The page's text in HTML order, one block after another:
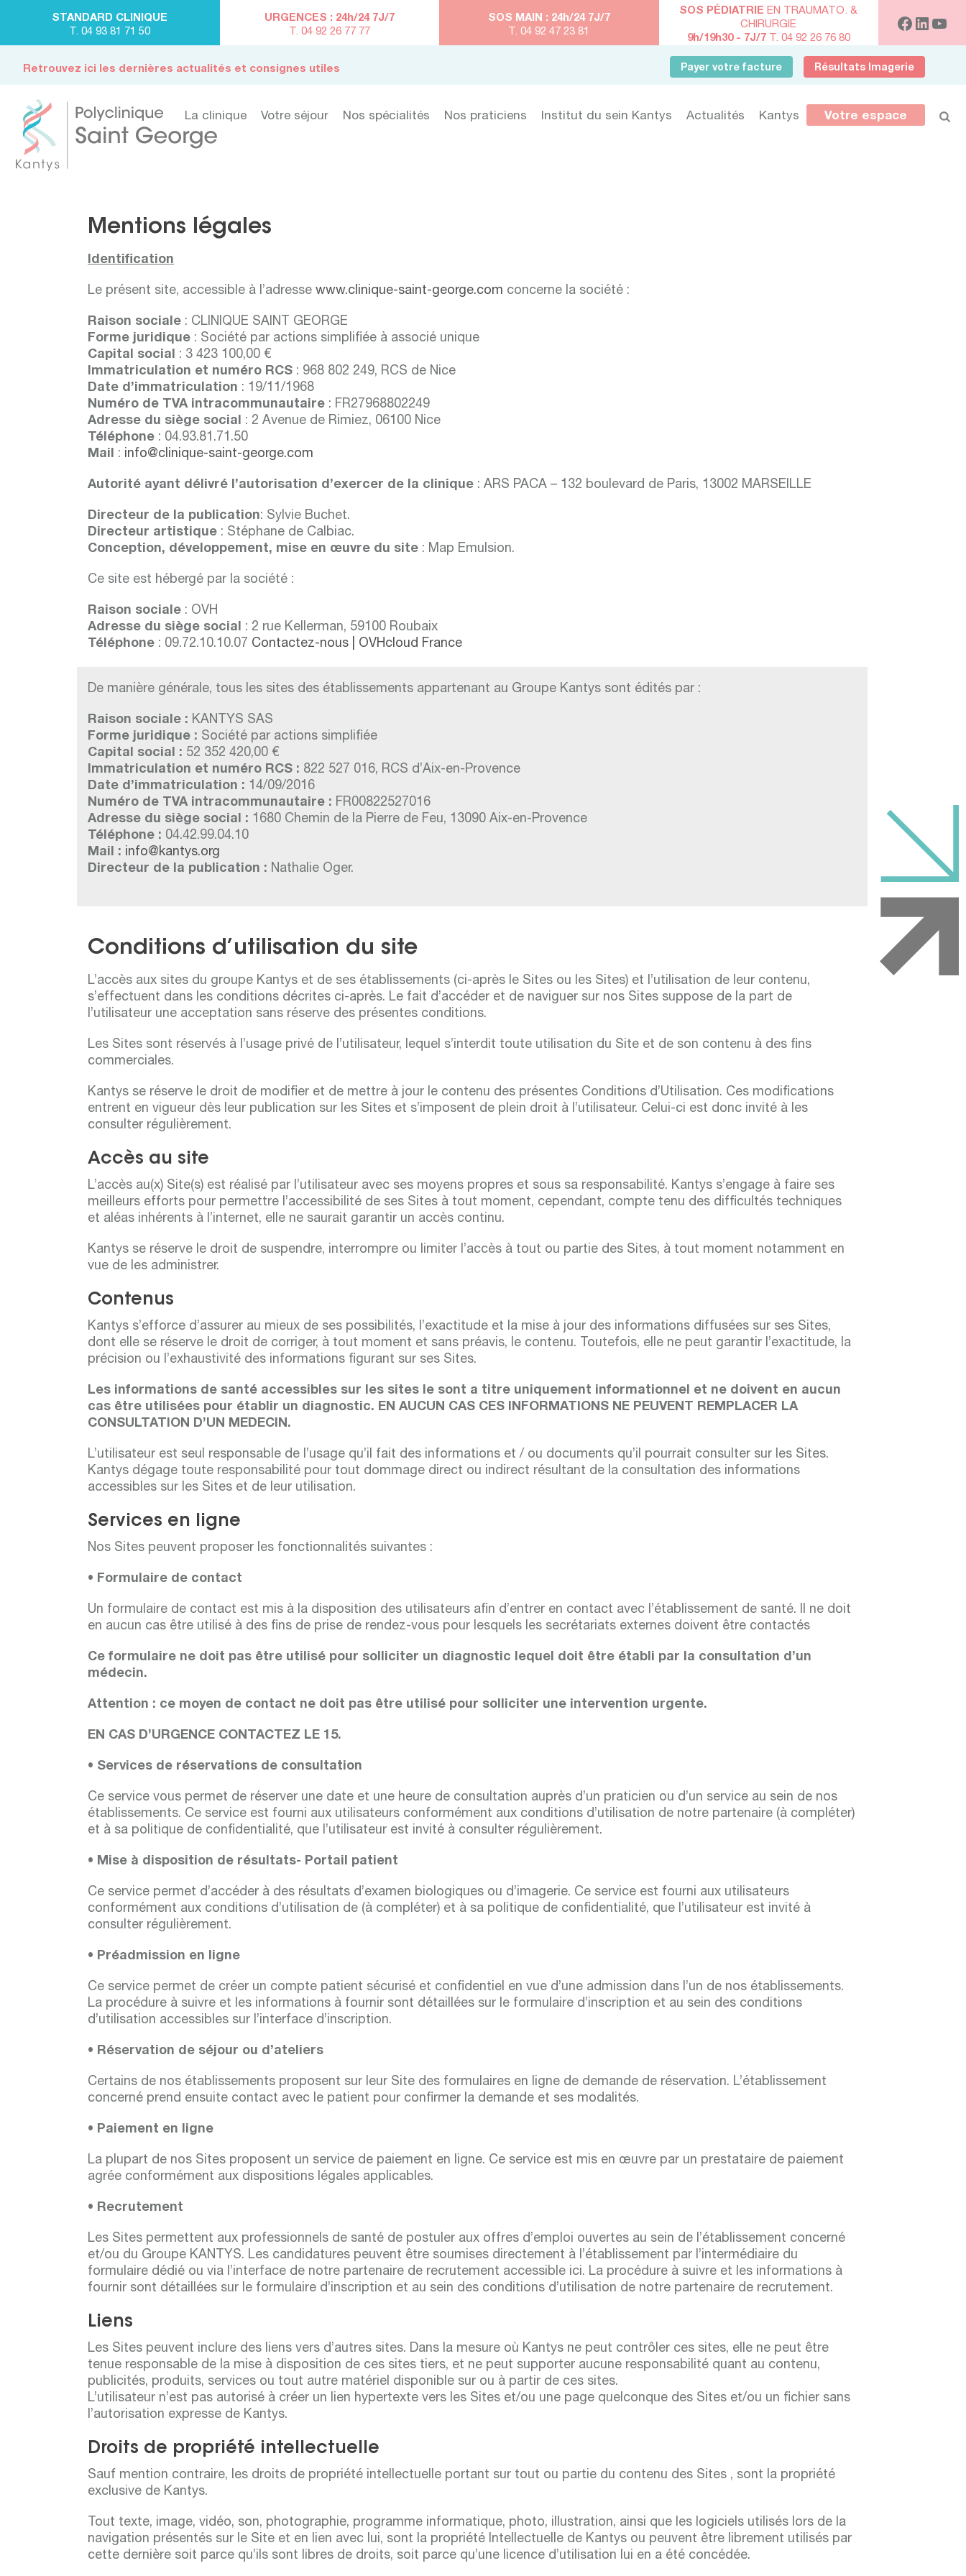
STANDARD CLINIQUE
T. 04 93 81 71 50
URGENCES : 24h/24 7J/7
T. 04 92 26 77 77
SOS MAIN : 24h/24 7J/7
T. 04 92 47 23 81
SOS PÉDIATRIE EN TRAUMATO. &
CHIRURGIE
9h/19h30 - 7J/7T. 04 92 26 76 80
Retrouvez ici les dernières actualités et consignes utiles Payer votre facture Résultats Imagerie
La clinique Votre séjour Nos spécialités Nos praticiens Institut du sein Kantys Actualités Kantys Votre espace
Mentions légales
Identification
Le présent site, accessible à l’adresse www.clinique-saint-george.com concerne la société :
Raison sociale : CLINIQUE SAINT GEORGE
Forme juridique : Société par actions simplifiée à associé unique
Capital social : 3 423 100,00 €
Immatriculation et numéro RCS : 968 802 249, RCS de Nice
Date d’immatriculation : 19/11/1968
Numéro de TVA intracommunautaire : FR27968802249
Adresse du siège social : 2 Avenue de Rimiez, 06100 Nice
Téléphone : 04.93.81.71.50
Mail : info@clinique-saint-george.com
Autorité ayant délivré l’autorisation d’exercer de la clinique : ARS PACA – 132 boulevard de Paris, 13002 MARSEILLE
Directeur de la publication: Sylvie Buchet.
Directeur artistique : Stéphane de Calbiac.
Conception, développement, mise en œuvre du site : Map Emulsion.
Ce site est hébergé par la société :
Raison sociale : OVH
Adresse du siège social : 2 rue Kellerman, 59100 Roubaix
Téléphone : 09.72.10.10.07 Contactez-nous | OVHcloud France
De manière générale, tous les sites des établissements appartenant au Groupe Kantys sont édités par :
Raison sociale : KANTYS SAS
Forme juridique : Société par actions simplifiée
Capital social : 52 352 420,00 €
Immatriculation et numéro RCS : 822 527 016, RCS d’Aix-en-Provence
Date d’immatriculation : 14/09/2016
Numéro de TVA intracommunautaire : FR00822527016
Adresse du siège social : 1680 Chemin de la Pierre de Feu, 13090 Aix-en-Provence
Téléphone : 04.42.99.04.10
Mail : info@kantys.org
Directeur de la publication : Nathalie Oger.
Conditions d’utilisation du site
L’accès aux sites du groupe Kantys et de ses établissements (ci-après le Sites ou les Sites) et l’utilisation de leur contenu,
s’effectuent dans les conditions décrites ci-après. Le fait d’accéder et de naviguer sur nos Sites suppose de la part de
l’utilisateur une acceptation sans réserve des présentes conditions.
Les Sites sont réservés à l’usage privé de l’utilisateur, lequel s’interdit toute utilisation du Site et de son contenu à des fins
commerciales.
Kantys se réserve le droit de modifier et de mettre à jour le contenu des présentes Conditions d’Utilisation. Ces modifications
entrent en vigueur dès leur publication sur les Sites et s’imposent de plein droit à l’utilisateur. Celui-ci est donc invité à les
consulter régulièrement.
Accès au site
L’accès au(x) Site(s) est réalisé par l’utilisateur avec ses moyens propres et sous sa responsabilité. Kantys s’engage à faire ses
meilleurs efforts pour permettre l’accessibilité de ses Sites à tout moment, cependant, compte tenu des difficultés techniques
et aléas inhérents à l’internet, elle ne saurait garantir un accès continu.
Kantys se réserve le droit de suspendre, interrompre ou limiter l’accès à tout ou partie des Sites, à tout moment notamment en
vue de les administrer.
Contenus
Kantys s’efforce d’assurer au mieux de ses possibilités, l’exactitude et la mise à jour des informations diffusées sur ses Sites,
dont elle se réserve le droit de corriger, à tout moment et sans préavis, le contenu. Toutefois, elle ne peut garantir l’exactitude, la
précision ou l’exhaustivité des informations figurant sur ses Sites.
Les informations de santé accessibles sur les sites le sont a titre uniquement informationnel et ne doivent en aucun
cas être utilisées pour établir un diagnostic. EN AUCUN CAS CES INFORMATIONS NE PEUVENT REMPLACER LA
CONSULTATION D’UN MEDECIN.
L’utilisateur est seul responsable de l’usage qu’il fait des informations et / ou documents qu’il pourrait consulter sur les Sites.
Kantys dégage toute responsabilité pour tout dommage direct ou indirect résultant de la consultation des informations
accessibles sur les Sites et de leur utilisation.
Services en ligne
Nos Sites peuvent proposer les fonctionnalités suivantes :
• Formulaire de contact
Un formulaire de contact est mis à la disposition des utilisateurs afin d’entrer en contact avec l’établissement de santé. Il ne doit
en aucun cas être utilisé à des fins de prise de rendez-vous pour lesquels les secrétariats externes doivent être contactés
Ce formulaire ne doit pas être utilisé pour solliciter un diagnostic lequel doit être établi par la consultation d’un
médecin.
Attention : ce moyen de contact ne doit pas être utilisé pour solliciter une intervention urgente.
EN CAS D’URGENCE CONTACTEZ LE 15.
• Services de réservations de consultation
Ce service vous permet de réserver une date et une heure de consultation auprès d’un praticien ou d’un service au sein de nos
établissements. Ce service est fourni aux utilisateurs conformément aux conditions d’utilisation de notre partenaire (à compléter)
et à sa politique de confidentialité, que l’utilisateur est invité à consulter régulièrement.
• Mise à disposition de résultats- Portail patient
Ce service permet d’accéder à des résultats d’examen biologiques ou d’imagerie. Ce service est fourni aux utilisateurs
conformément aux conditions d’utilisation de (à compléter) et à sa politique de confidentialité, que l’utilisateur est invité à
consulter régulièrement.
• Préadmission en ligne
Ce service permet de créer un compte patient sécurisé et confidentiel en vue d’une admission dans l’un de nos établissements.
La procédure à suivre et les informations à fournir sont détaillées sur le formulaire d’inscription et au sein des conditions
d’utilisation accessibles sur l’interface d’inscription.
• Réservation de séjour ou d’ateliers
Certains de nos établissements proposent sur leur Site des formulaires en ligne de demande de réservation. L’établissement
concerné prend ensuite contact avec le patient pour confirmer la demande et ses modalités.
• Paiement en ligne
La plupart de nos Sites proposent un service de paiement en ligne. Ce service est mis en œuvre par un prestataire de paiement
agrée conformément aux dispositions légales applicables.
• Recrutement
Les Sites permettent aux professionnels de santé de postuler aux offres d’emploi ouvertes au sein de l’établissement concerné
et/ou du Groupe KANTYS. Les candidatures peuvent être soumises directement à l’établissement par l’intermédiaire du
formulaire dédié ou via l’interface de notre partenaire de recrutement accessible ici. La procédure à suivre et les informations à
fournir sont détaillées sur le formulaire d’inscription et au sein des conditions d’utilisation de notre partenaire de recrutement.
Liens
Les Sites peuvent inclure des liens vers d’autres sites. Dans la mesure où Kantys ne peut contrôler ces sites, elle ne peut être
tenue responsable de la mise à disposition de ces sites tiers, et ne peut supporter aucune responsabilité quant au contenu,
publicités, produits, services ou tout autre matériel disponible sur ou à partir de ces sites.
L’utilisateur n’est pas autorisé à créer un lien hypertexte vers les Sites et/ou une page quelconque des Sites et/ou un fichier sans
l’autorisation expresse de Kantys.
Droits de propriété intellectuelle
Sauf mention contraire, les droits de propriété intellectuelle portant sur tout ou partie du contenu des Sites , sont la propriété
exclusive de Kantys.
Tout texte, image, vidéo, son, photographie, programme informatique, photo, illustration, ainsi que les logiciels utilisés lors de la
navigation présentés sur le Site et en lien avec lui, sont la propriété Intellectuelle de Kantys ou peuvent être librement utilisés par
cette dernière soit parce qu’ils sont libres de droits, soit parce qu’une licence d’utilisation lui en a été concédée.